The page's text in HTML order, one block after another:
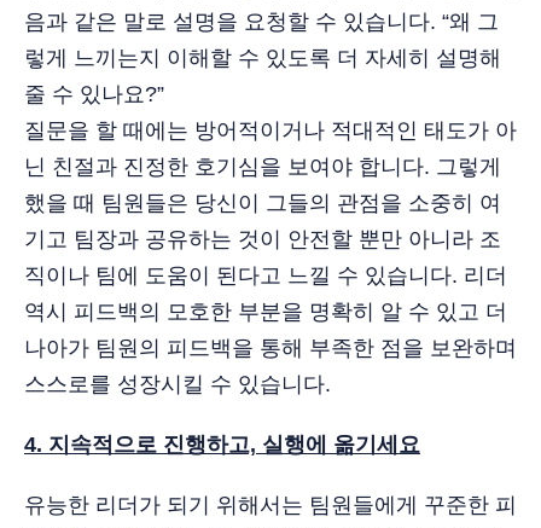
음과 같은 말로 설명을 요청할 수 있습니다. “왜 그
렇게 느끼는지 이해할 수 있도록 더 자세히 설명해
줄 수 있나요?”
질문을 할 때에는 방어적이거나 적대적인 태도가 아
닌 친절과 진정한 호기심을 보여야 합니다. 그렇게
했을 때 팀원들은 당신이 그들의 관점을 소중히 여
기고 팀장과 공유하는 것이 안전할 뿐만 아니라 조
직이나 팀에 도움이 된다고 느낄 수 있습니다. 리더
역시 피드백의 모호한 부분을 명확히 알 수 있고 더
나아가 팀원의 피드백을 통해 부족한 점을 보완하며
스스로를 성장시킬 수 있습니다.
4. 지속적으로 진행하고, 실행에 옮기세요
유능한 리더가 되기 위해서는 팀원들에게 꾸준한 피